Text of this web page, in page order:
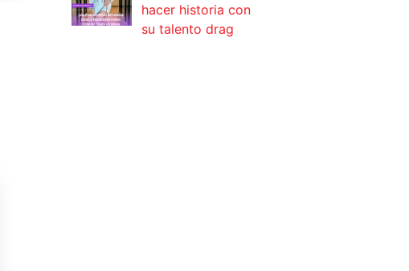
hacer historia con
su talento drag